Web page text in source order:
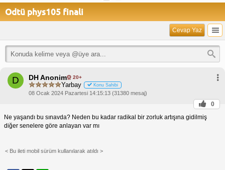
Odtü phys105 finali
Cevap Yaz
D DH Anonim 20+
Yarbay Konu Sahibi
08 Ocak 2024 Pazartesi 14:15:13 (31380 mesaj)
0
Ne yaşandı bu sınavda? Neden bu kadar radikal bir zorluk artışına gidilmiş
diğer senelere göre anlayan var mı
< Bu ileti mobil sürüm kullanılarak atıldı >